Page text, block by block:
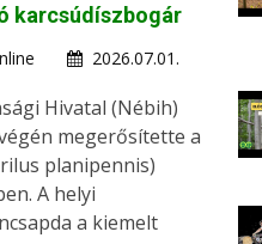
karcsúdíszbogár
2026.07.01.
Hivatal (Nébih)
megerősítette a
planipennis)
A helyi
a kiemelt